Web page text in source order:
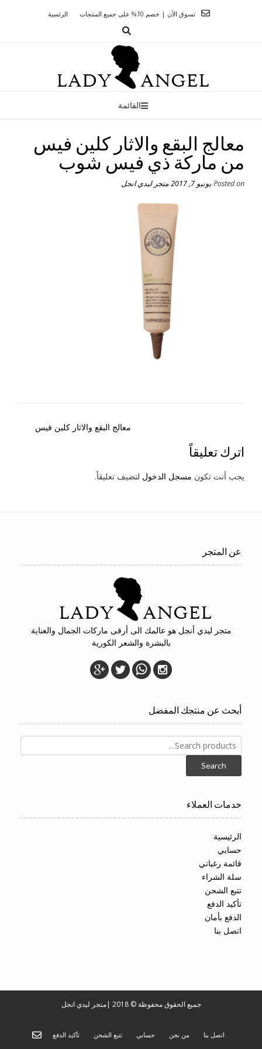
الرئسية تسوق الآن | خصم 10% على جميع المنتجات
القائمة
معالج البقع والاثار كلين فيس
من ماركة ذي فيس شوب
Posted onيونيو 7, 2017 متجر ليدي انجل
معالج البقع والاثار كلين فيس
اترك تعليقاً
يجب أنت تكون مسجل الدخول لتضيف تعليقاً.
عن المتجر
متجر ليدي أنجل هو عالمك الى أرقى ماركات الجمال والعناية
بالبشرة والشعر الكورية
أبحث عن منتجك المفضل
Search
for:
Search
خدمات العملاء
الرئيسية
حسابي
قائمة رغباتي
سلة الشراء
تتبع الشحن
تأكيد الدفع
الدفع بأمان
اتصل بنا
جميع الحقوق محفوظة © 2018 |متجر ليدي انجل
اتصل بنا من نحن حسابي تتبع الشحن تأكيد الدفع